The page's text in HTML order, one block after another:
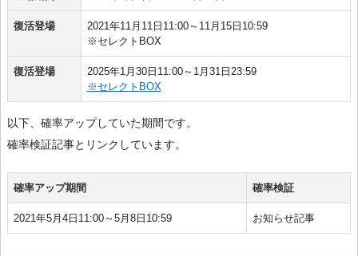
復活登場
2021年11月11日11:00～11月15日10:59
※セレクトBOX
復活登場
2025年1月30日11:00～1月31日23:59
※セレクトBOX
以下、確率アップしていた期間です。
確率検証記事とリンクしています。
確率アップ期間 確率検証
2021年5月4日11:00～5月8日10:59 お知らせ記事